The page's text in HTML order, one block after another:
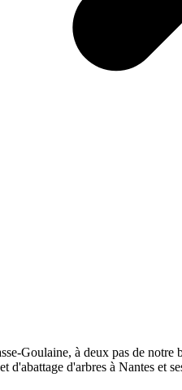
Goulaine, à deux pas de
d'abattage d'arbres à Nantes